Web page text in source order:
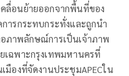
ลื่อนย้ายออกจากพื้นที่ของ​
ารกระทบกระทั่งและถูกนำ
ภาพลักษณ์​การเป็นเจ้าภาพ​
เฉพาะ​กรุงเทพมหานคร​ที่
มืองที่จัดงานประชุม​APECใน